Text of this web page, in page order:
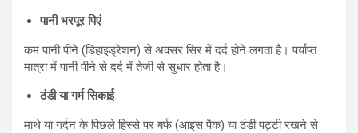
पानी भरपूर पिएं
कम पानी पीने (डिहाइड्रेशन) से अक्सर सिर में दर्द होने लगता है। पर्याप्त
मात्रा में पानी पीने से दर्द में तेजी से सुधार होता है।
ठंडी या गर्म सिकाई
माथे या गर्दन के पिछले हिस्से पर बर्फ (आइस पैक) या ठंडी पट्टी रखने से